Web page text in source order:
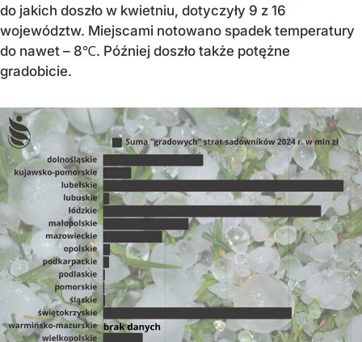
do jakich doszło w kwietniu, dotyczyły 9 z 16
województw. Miejscami notowano spadek temperatury
do nawet – 8℃. Później doszło także potężne
gradobicie.